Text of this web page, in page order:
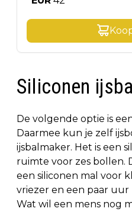
Siliconen
De volgende optie is
Daarmee kun je zelf
ijsbalmaker. Het is een
ruimte voor zes bollen.
een siliconen mal voor
vriezer en een paar uur
Wat wil een mens nog